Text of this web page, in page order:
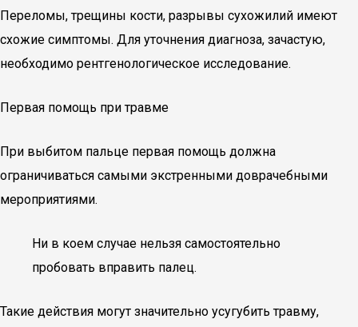
Переломы, трещины кости, разрывы сухожилий имеют
схожие симптомы. Для уточнения диагноза, зачастую,
необходимо рентгенологическое исследование.
Первая помощь при травме
При выбитом пальце первая помощь должна
ограничиваться самыми экстренными доврачебными
мероприятиями.
Ни в коем случае нельзя самостоятельно
пробовать вправить палец.
Такие действия могут значительно усугубить травму,